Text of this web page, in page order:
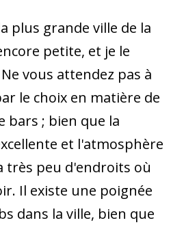
plus grande ville de la
petite, et je le
vous attendez pas à
le choix en matière de
bars ; bien que la
et l'atmosphère
très peu d'endroits où
Il existe une poignée
dans la ville, bien que